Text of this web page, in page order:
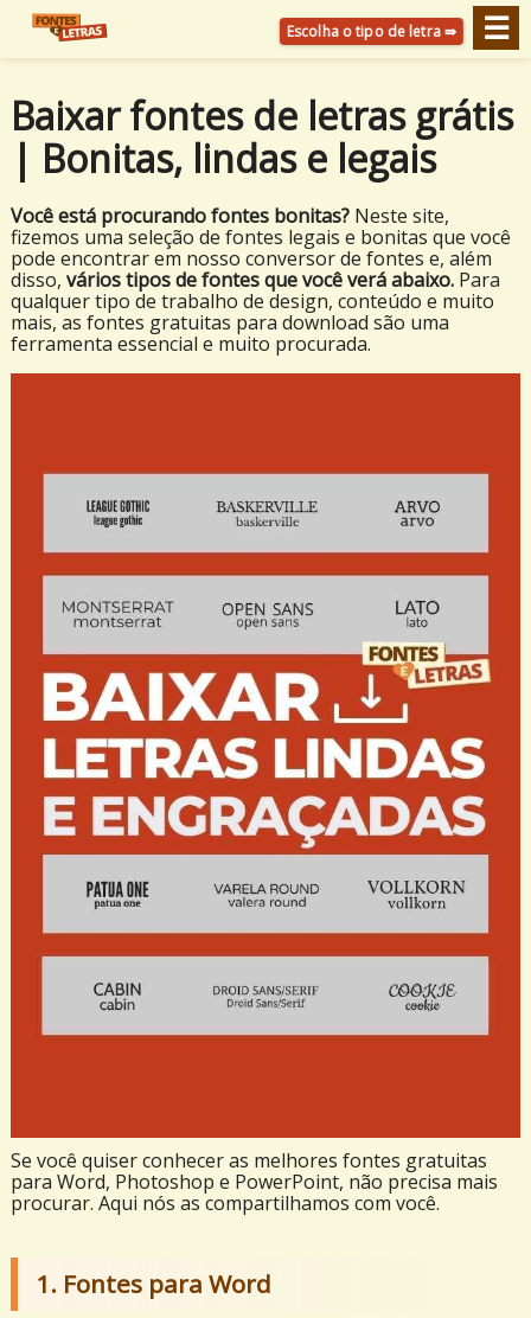
Escolha o tipo de letra ⇛ ☰
Baixar fontes de letras grátis
| Bonitas, lindas e legais
Você está procurando fontes bonitas?Neste site,
fizemos uma seleção de fontes legais e bonitas que você
pode encontrar em nosso conversor de fontes e, além
disso, vários tipos de fontes que você verá abaixo.Para
qualquer tipo de trabalho de design, conteúdo e muito
mais, as fontes gratuitas para download são uma
ferramenta essencial e muito procurada.
Se você quiser conhecer as melhores fontes gratuitas
para Word, Photoshop e PowerPoint, não precisa mais
procurar. Aqui nós as compartilhamos com você.
1. Fontes para Word